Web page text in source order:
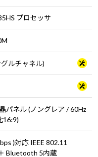
プロセッサ
ルチャネル)
パネル (ノングレア / 60Hz
16:9)
)対応 IEEE 802.11
Bluetooth 5内蔵